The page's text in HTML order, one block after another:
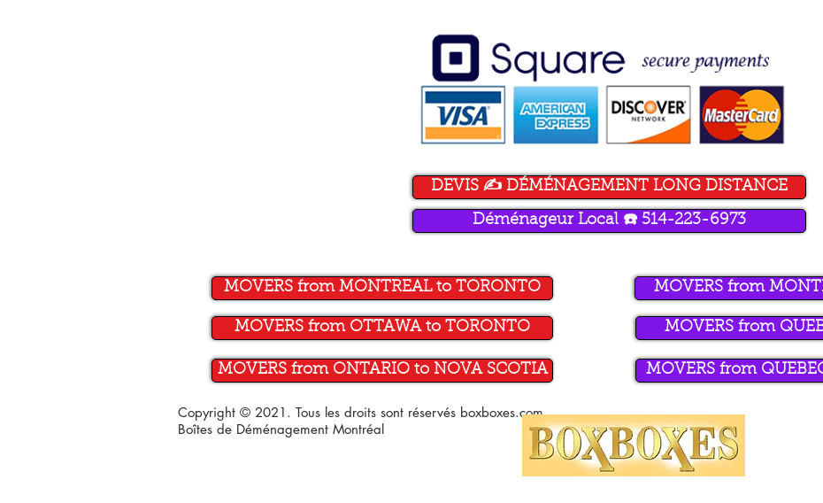
DEVIS ✍️ DÉMÉNAGEMENT LONG DISTANCE
Déménageur Local ☎️ 514-223-6973
MOVERS from MONTREAL to TORONTO
MOVERS from OTTAWA to TORONTO
MOVERS from ONTARIO to NOVA SCOTIA
MOVERS from
MOVERS from
MOVERS from
Copyright © 2021. Tous les droits sont réservés boxboxes.com
Boîtes de Déménagement Montréal